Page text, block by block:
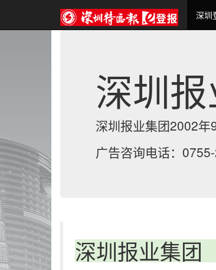
深圳
深圳
深圳报业集团2002年
广告咨询电话：
深圳报业集团